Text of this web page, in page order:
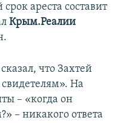
ареста составит
Крым.Реалии
что Захтей
На
– «когда он
– никакого ответа